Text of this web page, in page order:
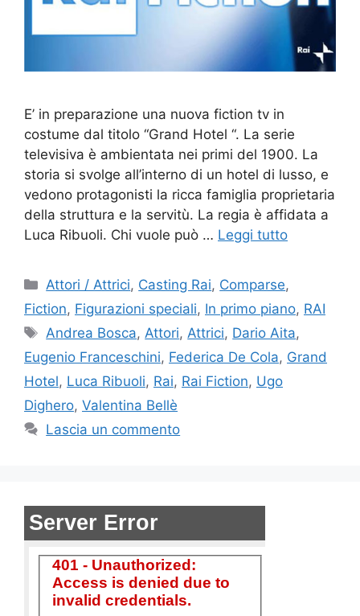
E’ in preparazione una nuova fiction tv in
costume dal titolo “Grand Hotel “. La serie
televisiva è ambientata nei primi del 1900. La
storia si svolge all’interno di un hotel di lusso, e
vedono protagonisti la ricca famiglia proprietaria
della struttura e la servitù. La regia è affidata a
Luca Ribuoli. Chi vuole può … Leggi tutto
Categorie
Attori / Attrici, Casting Rai, Comparse,
Fiction, Figurazioni speciali, In primo piano, RAI
Tag
Andrea Bosca,Attori,Attrici, Dario Aita,
Eugenio Franceschini, Federica De Cola, Grand
Hotel, Luca Ribuoli, Rai, Rai Fiction, Ugo
Dighero, Valentina Bellè
Lascia un commento